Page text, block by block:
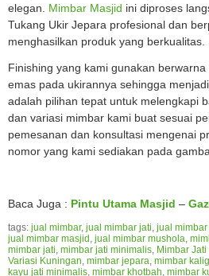
elegan. Mimbar Masjid ini diproses
Tukang Ukir Jepara profesional dan
menghasilkan produk yang berkualitas.
Finishing yang kami gunakan
emas pada ukirannya sehingga
adalah pilihan tepat untuk melengkapi
dan variasi mimbar kami buat sesuai
pemesanan dan konsultasi mengenai
nomor yang kami sediakan pada
Baca Juga : Pintu Utama Masjid –
tags: jual mimbar, jual mimbar jati, jual
jual mimbar masjid , jual mimbar mushola,
mimbar jati, mimbar jati minimalis, Mimbar
Variasi Kuningan, mimbar jepara, mimbar
kayu jati minimalis, mimbar khotbah, mimbar